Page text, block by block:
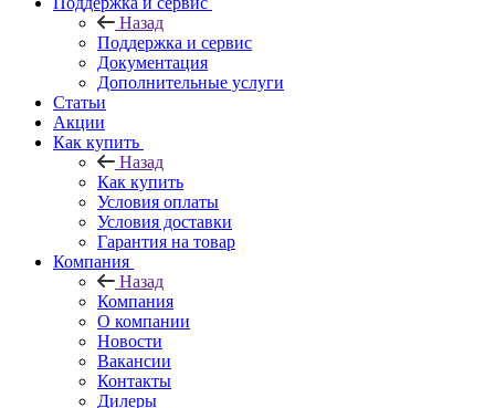
Назад
Поддержка и сервис
Документация
Дополнительные услуги
Статьи
Акции
Как купить
Назад
Как купить
Условия оплаты
Условия доставки
Гарантия на товар
Компания
Назад
Компания
О компании
Новости
Вакансии
Контакты
Дилеры